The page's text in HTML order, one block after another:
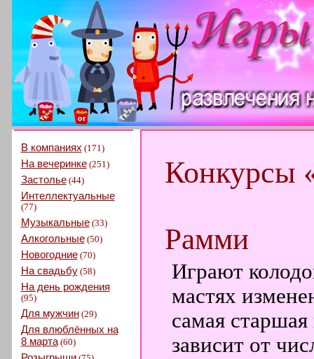
В компаниях (171)
На вечеринке(251)
Застолье(44)
Интеллектуальные
(77)
Музыкальные(33)
Алкогольные(50)
Новогодние(70)
На свадьбу(58)
На день рождения
(95)
Для мужчин(29)
Для влюблённых на
8 марта(60)
Конкурсы
Рамми
Играют
мастях
самая
зависит от